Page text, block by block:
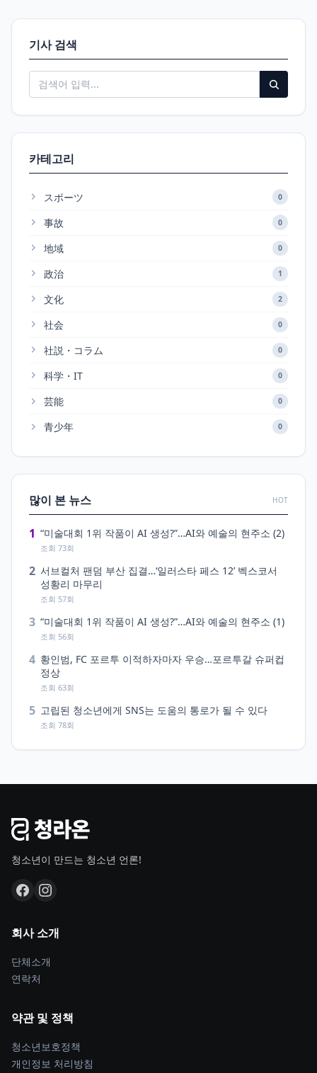
기사 검색
카테고리
スポーツ 0
事故 0
地域 0
政治 1
文化 2
社会 0
社説・コラム 0
科学・IT 0
芸能 0
青少年 0
많이 본 뉴스 HOT
1 “미술대회 1위 작품이 AI 생성?”…AI와 예술의 현주소 (2)
조회 73회
2 서브컬처 팬덤 부산 집결…‘일러스타 페스 12’ 벡스코서
성황리 마무리
조회 57회
3 “미술대회 1위 작품이 AI 생성?”…AI와 예술의 현주소 (1)
조회 56회
4 황인범, FC 포르투 이적하자마자 우승…포르투갈 슈퍼컵
정상
조회 63회
5 고립된 청소년에게 SNS는 도움의 통로가 될 수 있다
조회 78회
청소년이 만드는 청소년 언론!
회사 소개
단체소개
연락처
약관 및 정책
청소년보호정책
개인정보 처리방침